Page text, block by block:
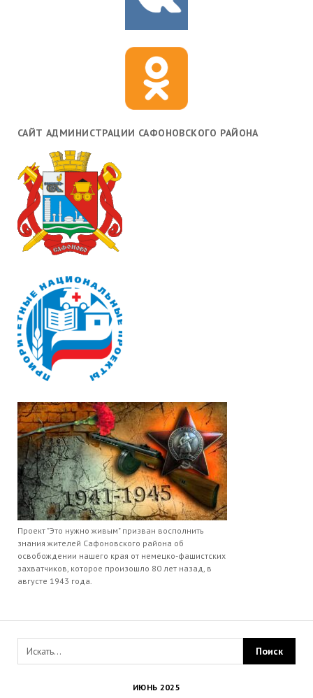
САЙТ АДМИНИСТРАЦИИ САФОНОВСКОГО РАЙОНА
Проект "Это нужно живым" призван восполнить
знания жителей Сафоновского района об
освобождении нашего края от немецко-фашистских
захватчиков, которое произошло 80 лет назад, в
августе 1943 года.
ИЮНЬ 2025